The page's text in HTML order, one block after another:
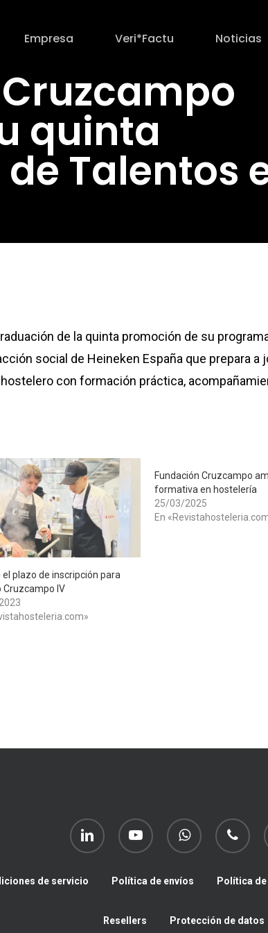
Empresa Veri*Factu Noticias
quinta
Talentos
de la quinta promoción de su
social de Heineken España que prepara a
con formación práctica,
plazo de inscripción para
Cruzcampo IV
Fundación Cruzcampo
formativa en hostelería
25/03/2025
En
linkedin youtube whatsapp phone
de servicio Política de envíos Política
Resellers Protección de datos